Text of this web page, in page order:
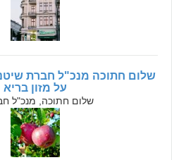
שלום חתוכה מנכ"ל חברת
על מזון בריא
שלום חתוכה, מנכ"ל